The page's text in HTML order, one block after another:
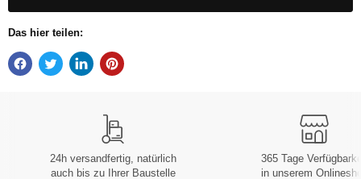
Das hier teilen:
24h versandfertig, natürlich
auch bis zu Ihrer Baustelle
365 Tage
in unserem